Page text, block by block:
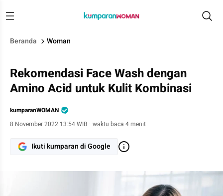
Beranda Woman
Rekomendasi Face Wash dengan
Amino Acid untuk Kulit Kombinasi
kumparanWOMAN
8 November 2022 13:54 WIB · waktu baca 4 menit
Ikuti kumparan di Google